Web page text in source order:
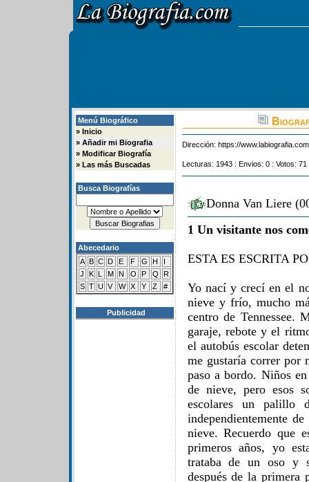
Menú Biográfico
» Inicio
» Añadir mi Biografia
» Modificar Biografía
» Las más Buscadas
Busca Biografías
Abecedario
A B C D E F G H
I
J
K L M N O P Q
R
S T U V W X Y Z #
Publicidad
Dirección: https://
Lecturas: 1943 : Envios: 0 : Votos:
Donna Van Liere
1 Un visitante nos
ESTA ES ESCRITA
Yo nací y crecí en el
nieve y frío, mucho
centro de Tennessee.
garaje, rebote y el
el autobús escolar
me gustaría correr por
paso a bordo. Niños
de nieve, pero esos
escolares un palillo
independientemente
nieve. Recuerdo que
primeros años, yo
trataba de un oso y
después de la primera